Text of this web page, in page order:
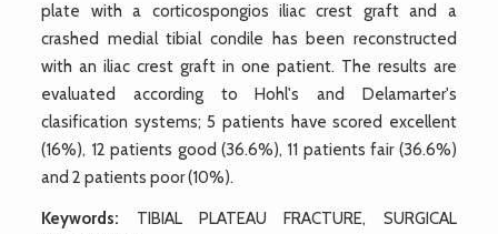
plate with a corticospongios iliac crest graft and a
crashed medial tibial condile has been reconstructed
with an iliac crest graft in one patient. The results are
evaluated according to Hohl's and Delamarter's
clasification systems; 5 patients have scored excellent
(16%), 12 patients good (36.6%), 11 patients fair (36.6%)
and 2 patients poor (10%).
Keywords: TIBIAL PLATEAU FRACTURE, SURGICAL